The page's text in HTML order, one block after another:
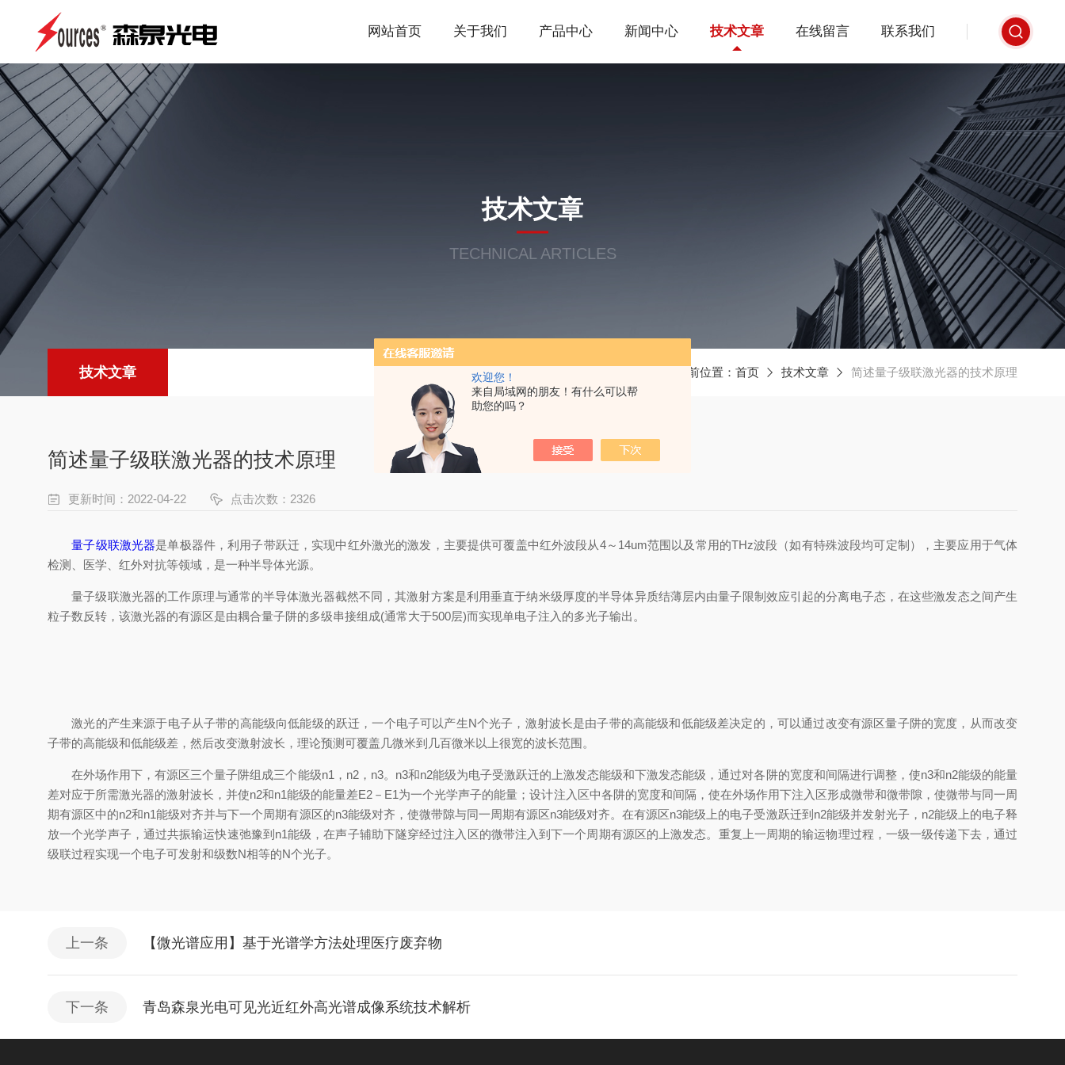
欢迎您！
来自局域网的朋友！有什么可以帮
助您的吗？
网站首页 关于我们 产品中心 新闻中心 技术文章 在线留言 联系我们
技术文章
TECHNICAL ARTICLES
技术文章 当前位置： 首页 技术文章 简述量子级联激光器的技术原理
简述量子级联激光器的技术原理
更新时间：2022-04-22 点击次数：2326
量子级联激光器是单极器件，利用子带跃迁，实现中红外激光的激发，主要提供可覆盖中红外波段从4～14um范围以及常用的THz波段（如有特殊波段均可定制），主要应用于气体
检测、医学、红外对抗等领域，是一种半导体光源。
量子级联激光器的工作原理与通常的半导体激光器截然不同，其激射方案是利用垂直于纳米级厚度的半导体异质结薄层内由量子限制效应引起的分离电子态，在这些激发态之间产生
粒子数反转，该激光器的有源区是由耦合量子阱的多级串接组成(通常大于500层)而实现单电子注入的多光子输出。
激光的产生来源于电子从子带的高能级向低能级的跃迁，一个电子可以产生N个光子，激射波长是由子带的高能级和低能级差决定的，可以通过改变有源区量子阱的宽度，从而改变
子带的高能级和低能级差，然后改变激射波长，理论预测可覆盖几微米到几百微米以上很宽的波长范围。
在外场作用下，有源区三个量子阱组成三个能级n1，n2，n3。n3和n2能级为电子受激跃迁的上激发态能级和下激发态能级，通过对各阱的宽度和间隔进行调整，使n3和n2能级的能量
差对应于所需激光器的激射波长，并使n2和n1能级的能量差E2－E1为一个光学声子的能量；设计注入区中各阱的宽度和间隔，使在外场作用下注入区形成微带和微带隙，使微带与同一周
期有源区中的n2和n1能级对齐并与下一个周期有源区的n3能级对齐，使微带隙与同一周期有源区n3能级对齐。在有源区n3能级上的电子受激跃迁到n2能级并发射光子，n2能级上的电子释
放一个光学声子，通过共振输运快速弛豫到n1能级，在声子辅助下隧穿经过注入区的微带注入到下一个周期有源区的上激发态。重复上一周期的输运物理过程，一级一级传递下去，通过
级联过程实现一个电子可发射和级数N相等的N个光子。
上一条 【微光谱应用】基于光谱学方法处理医疗废弃物
下一条 青岛森泉光电可见光近红外高光谱成像系统技术解析